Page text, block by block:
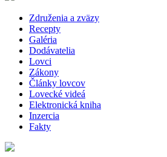
Združenia a zväzy
Recepty
Galéria
Dodávatelia
Lovci
Zákony
Články lovcov
Lovecké videá
Elektronická kniha
Inzercia
Fakty